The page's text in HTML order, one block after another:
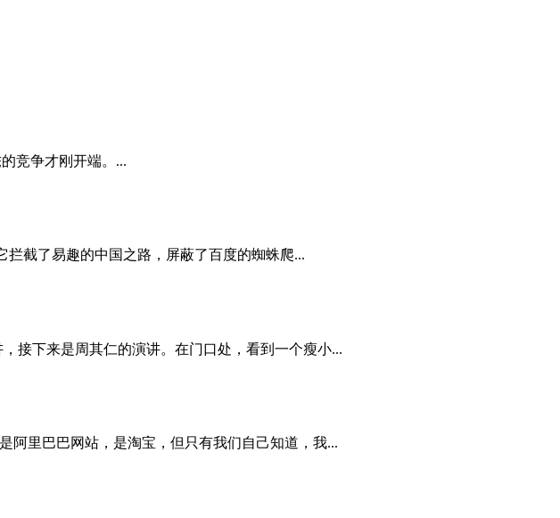
竞争才刚开端。...
截了易趣的中国之路，屏蔽了百度的蜘蛛爬...
接下来是周其仁的演讲。在门口处，看到一个瘦小...
阿里巴巴网站，是淘宝，但只有我们自己知道，我...